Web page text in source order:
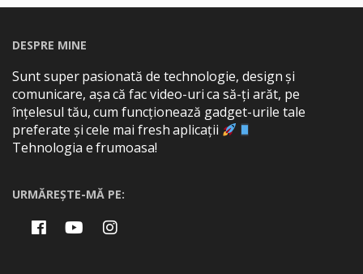
DESPRE MINE
Sunt super pasionată de technologie, design și
comunicare, așa că fac video-uri ca să-ți arăt, pe
înțelesul tău, cum funcționează gadget-urile tale
preferate și cele mai fresh aplicații
Tehnologia e frumoasa!
URMĂREȘTE-MĂ PE: